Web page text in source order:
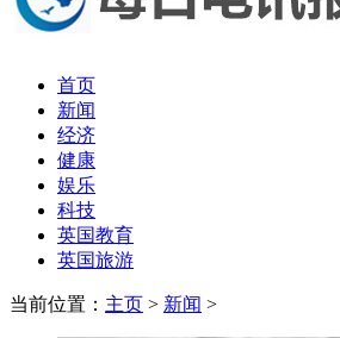
首页
新闻
经济
健康
娱乐
科技
英国教育
英国旅游
当前位置： 主页 > 新闻 >